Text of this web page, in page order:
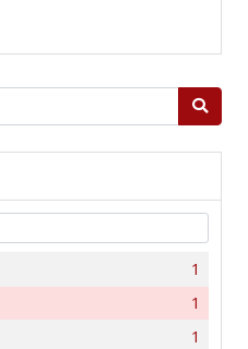
1
1
1